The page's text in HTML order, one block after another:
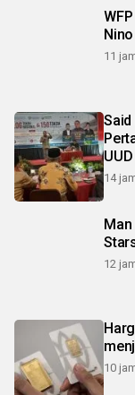
11
14
12
10